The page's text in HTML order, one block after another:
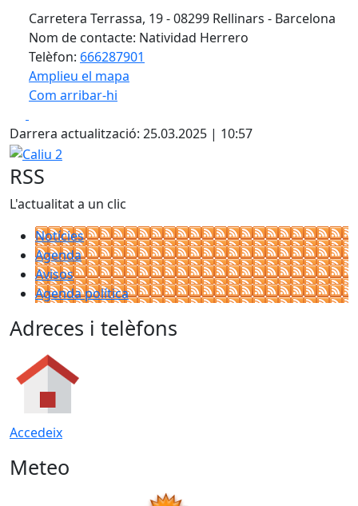
Carretera Terrassa, 19 - 08299 Rellinars - Barcelona
Nom de contacte: Natividad Herrero
Telèfon: 666287901
Amplieu el mapa
Com arribar-hi
+
−
Darrera actualització: 25.03.2025 | 10:57
Caliu 2
RSS
L'actualitat a un clic
Notícies
Agenda
Avisos
Agenda política
Adreces i telèfons
Accedeix
Meteo